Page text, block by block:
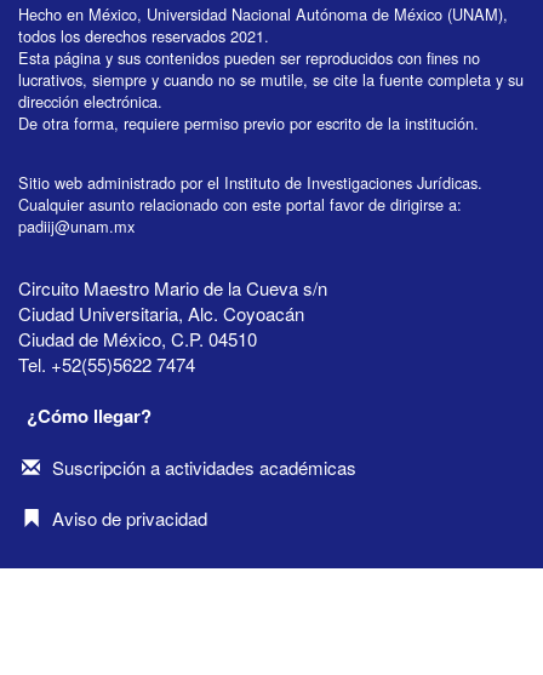
Hecho en México, Universidad Nacional Autónoma de México (UNAM),
todos los derechos reservados 2021.
Esta página y sus contenidos pueden ser reproducidos con fines no
lucrativos, siempre y cuando no se mutile, se cite la fuente completa y su
dirección electrónica.
De otra forma, requiere permiso previo por escrito de la institución.
Sitio web administrado por el Instituto de Investigaciones Jurídicas.
Cualquier asunto relacionado con este portal favor de dirigirse a:
padiij@unam.mx
Circuito Maestro Mario de la Cueva s/n
Ciudad Universitaria, Alc. Coyoacán
Ciudad de México, C.P. 04510
Tel. +52(55)5622 7474
¿Cómo llegar?
Suscripción a actividades académicas
Aviso de privacidad